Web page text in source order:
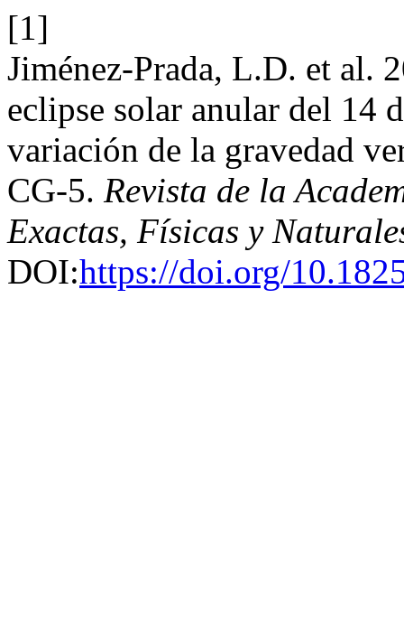
[1]
Jiménez-Prada, L.D. et al.
eclipse solar anular del 14
variación de la gravedad
CG-5. Revista de la
Exactas, Físicas y
DOI:https://doi.org/